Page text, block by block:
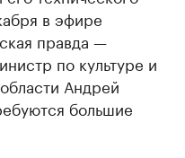
в эфире
правда —
по культуре и
Андрей
большие